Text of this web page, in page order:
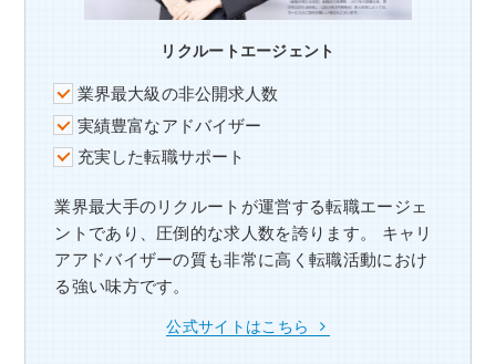
リクルートエージェント
業界最大級の非公開求人数
実績豊富なアドバイザー
充実した転職サポート
業界最大手のリクルートが運営する転職エージェ
ントであり、圧倒的な求人数を誇ります。 キャリ
アアドバイザーの質も非常に高く転職活動におけ
る強い味方です。
公式サイトはこちら